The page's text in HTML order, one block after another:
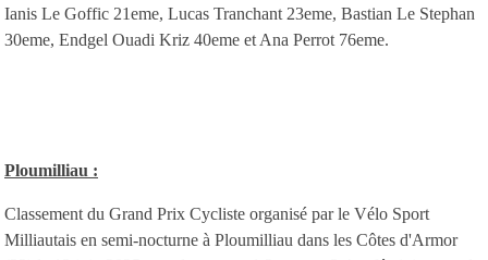
Ianis Le Goffic 21eme, Lucas Tranchant 23eme, Bastian Le Stephan
30eme, Endgel Ouadi Kriz 40eme et Ana Perrot 76eme.
Ploumilliau :
Classement du Grand Prix Cycliste organisé par le Vélo Sport
Milliautais en semi-nocturne à Ploumilliau dans les Côtes d'Armor